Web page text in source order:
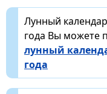
Лунный
года Вы можете
лунный
года